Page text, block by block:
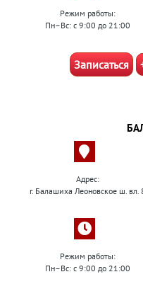
Режим работы:
Пн–Вс: с 9:00 до 21:00
Записаться
Адрес:
г. Балашиха Леоновское ш. вл.
Режим работы:
Пн–Вс: с 9:00 до 21:00